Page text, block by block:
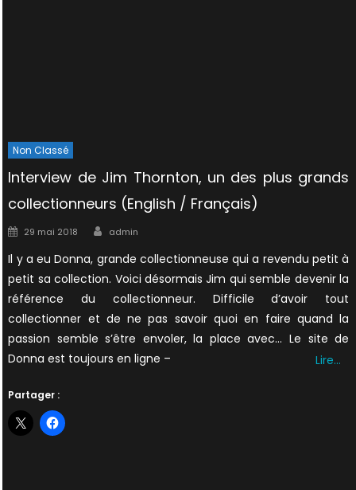
Non Classé
Interview de Jim Thornton, un des plus grands
collectionneurs (English / Français)
Posted
29 mai 2018 Author
admin
Il y a eu Donna, grande collectionneuse qui a revendu petit à
petit sa collection. Voici désormais Jim qui semble devenir la
référence du collectionneur. Difficile d’avoir tout
collectionner et de ne pas savoir quoi en faire quand la
passion semble s’être envoler, la place avec… Le site de
Donna est toujours en ligne –
Lire…
Partager :